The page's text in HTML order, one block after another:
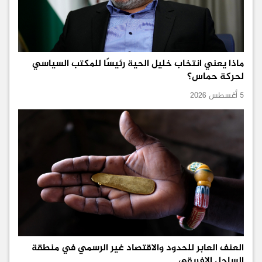
ماذا يعني انتخاب خليل الحية رئيسًا للمكتب السياسي
لحركة حماس؟
5 أغسطس 2026
العنف العابر للحدود والاقتصاد غير الرسمي في منطقة